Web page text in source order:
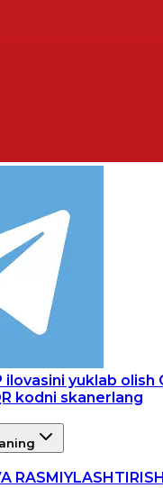
kodni skanerlang
RASMIYLASHTIRISH